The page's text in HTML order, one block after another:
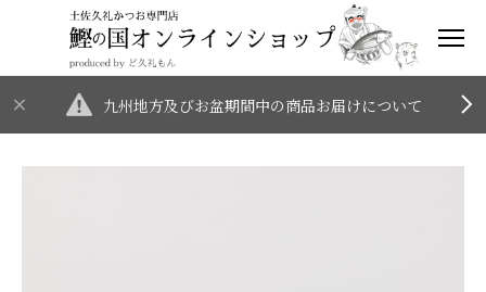
九州地方及びお盆期間中の商品お届けについて